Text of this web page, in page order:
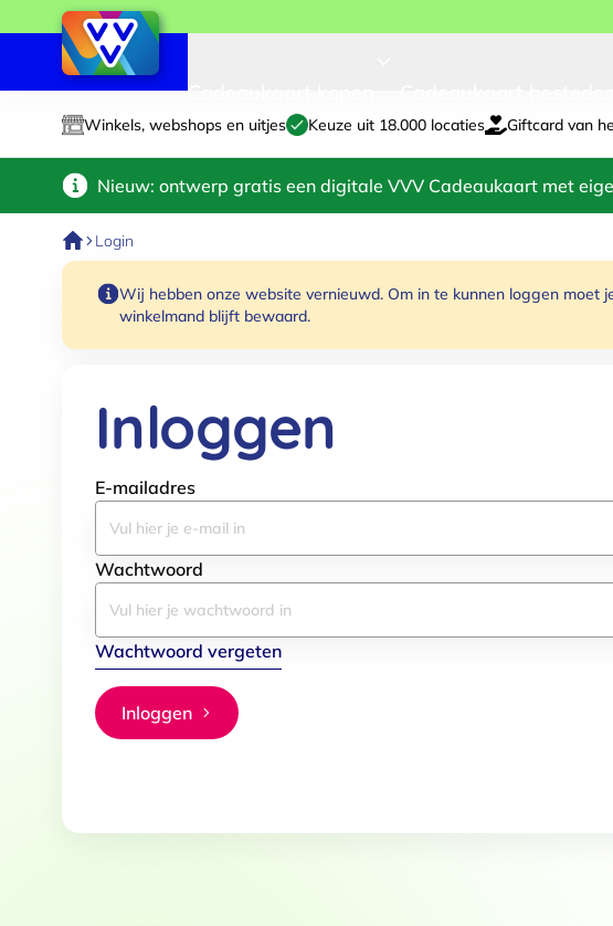
Winkels, webshops en uitjes Keuze uit 18.000 locaties Giftcard van
Nieuw: ontwerp gratis een digitale VVV Cadeaukaart met
Login
Wij hebben onze website vernieuwd. Om in te kunnen loggen moet
winkelmand blijft bewaard.
Inloggen
E-mailadres
Wachtwoord
Wachtwoord vergeten
Inloggen